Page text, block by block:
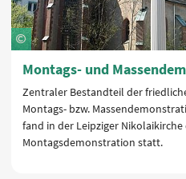
Montags- und
Zentraler Bestandteil der
Montags- bzw.
fand in der Leipziger
Montagsdemonstration statt.